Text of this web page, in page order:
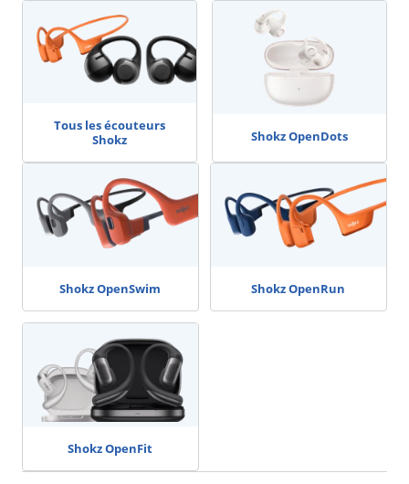
Tous les écouteurs
Shokz
Shokz OpenDots
Shokz OpenSwim Shokz OpenRun
Shokz OpenFit